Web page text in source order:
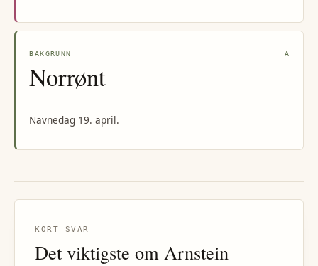
BAKGRUNN A
Norrønt
Navnedag 19. april.
KORT SVAR
Det viktigste om Arnstein